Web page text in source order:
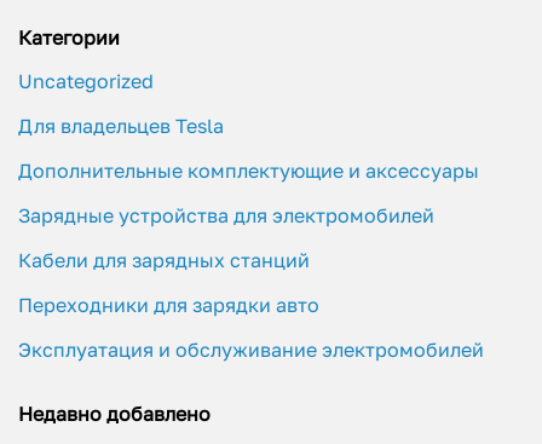
Категории
Uncategorized
Для владельцев Tesla
Дополнительные комплектующие и аксессуары
Зарядные устройства для электромобилей
Кабели для зарядных станций
Переходники для зарядки авто
Эксплуатация и обслуживание электромобилей
Недавно добавлено